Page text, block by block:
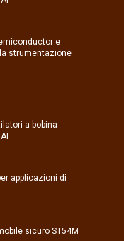
e
strumentazione
a bobina
applicazioni di
sicuro ST54M